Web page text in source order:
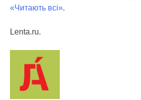
«Читають всі».
Lenta.ru.